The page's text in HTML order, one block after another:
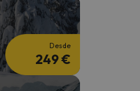
Desde
249 €